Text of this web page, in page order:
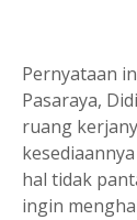
Pernyataan
Pasaraya,
ruang
hal tidak
ingin